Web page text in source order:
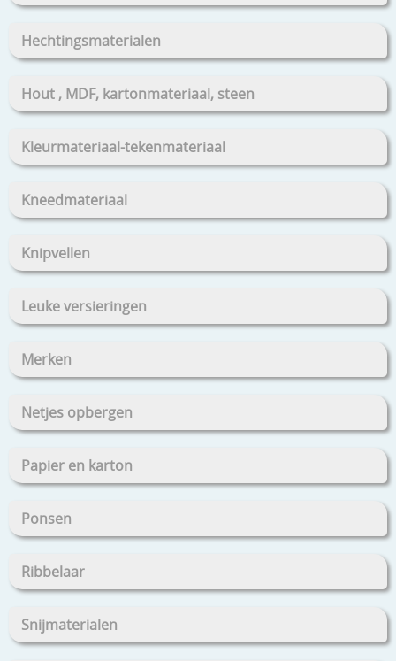
Hechtingsmaterialen
Hout , MDF, kartonmateriaal, steen
Kleurmateriaal-tekenmateriaal
Kneedmateriaal
Knipvellen
Leuke versieringen
Merken
Netjes opbergen
Papier en karton
Ponsen
Ribbelaar
Snijmaterialen